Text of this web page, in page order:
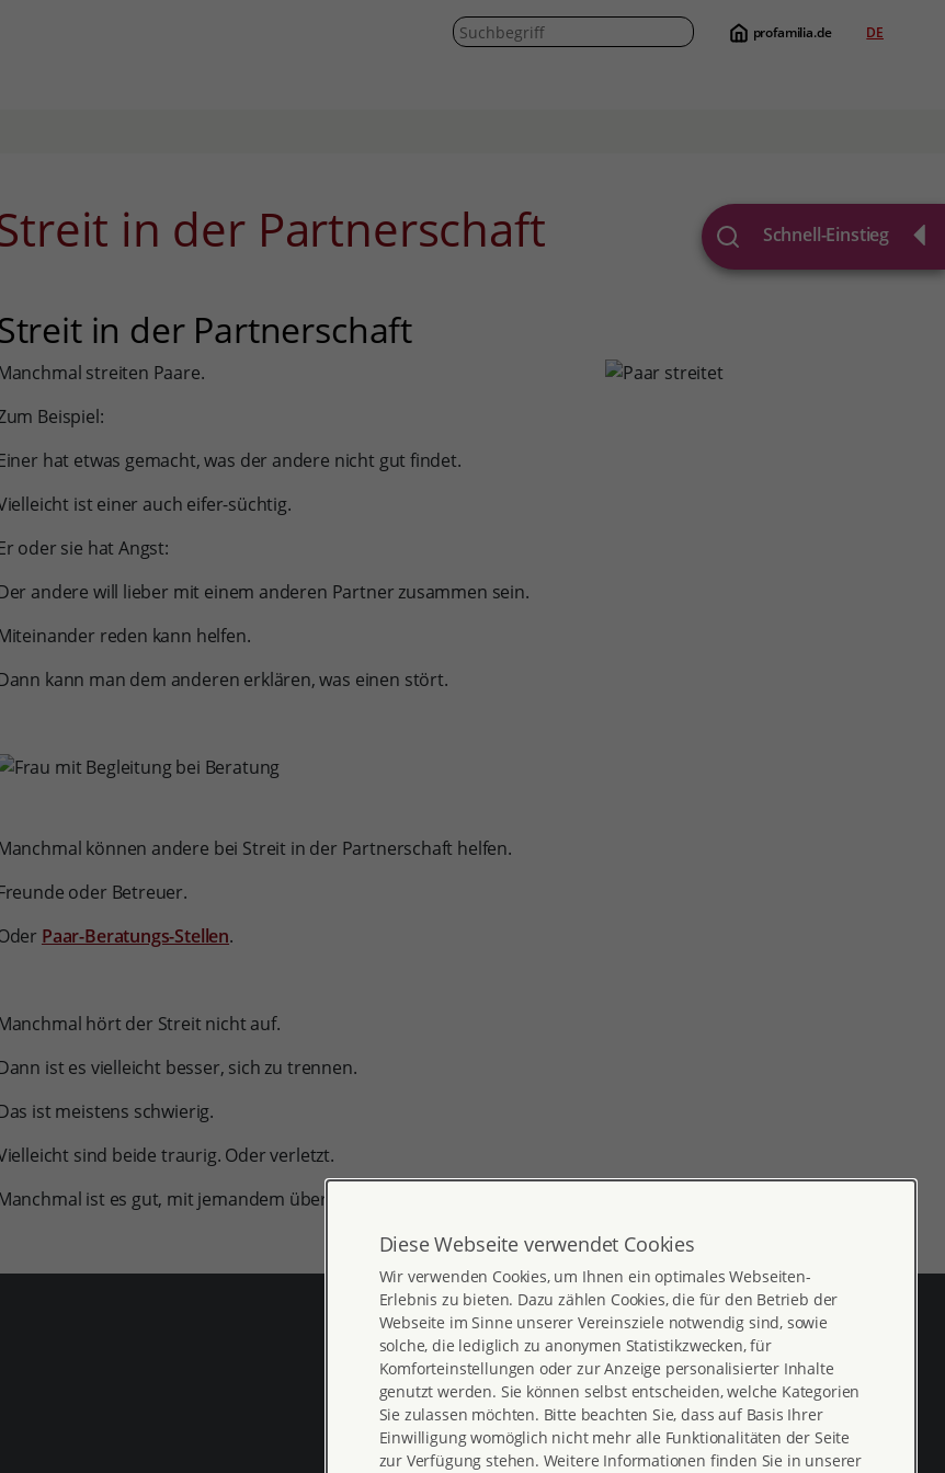
profamilia.de DE
Schnell-Einstieg
Streit in der Partnerschaft
in der Partnerschaft
streiten Paare.
Beispiel:
hat etwas gemacht, was der andere nicht gut findet.
ist einer auch eifer-süchtig.
oder sie hat Angst:
andere will lieber mit einem anderen Partner zusammen sein.
reden kann helfen.
kann man dem anderen erklären, was einen stört.
können andere bei Streit in der Partnerschaft helfen.
oder Betreuer.
Paar-Beratungs-Stellen.
hört der Streit nicht auf.
ist es vielleicht besser, sich zu trennen.
ist meistens schwierig.
sind beide traurig. Oder verletzt.
ist es gut, mit jemandem über den Kummer zu sprechen.
Diese Webseite verwendet Cookies
Wir verwenden Cookies, um Ihnen ein optimales Webseiten-
Erlebnis zu bieten. Dazu zählen Cookies, die für den Betrieb der
Webseite im Sinne unserer Vereinsziele notwendig sind, sowie
solche, die lediglich zu anonymen Statistikzwecken, für
Komforteinstellungen oder zur Anzeige personalisierter Inhalte
genutzt werden. Sie können selbst entscheiden, welche Kategorien
Sie zulassen möchten. Bitte beachten Sie, dass auf Basis Ihrer
Einwilligung womöglich nicht mehr alle Funktionalitäten der Seite
zur Verfügung stehen. Weitere Informationen finden Sie in unserer